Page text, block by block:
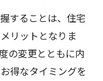
することは、住宅
リットとなりま
の変更とともに内
得なタイミングを